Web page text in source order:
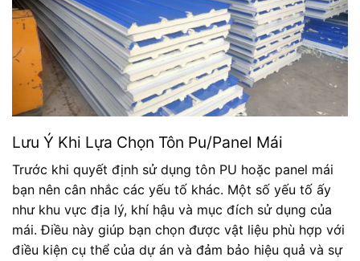
Lưu Ý Khi Lựa Chọn Tôn Pu/Panel Mái
Trước khi quyết định sử dụng tôn PU hoặc panel mái
bạn nên cân nhắc các yếu tố khác. Một số yếu tố ấy
như khu vực địa lý, khí hậu và mục đích sử dụng của
mái. Điều này giúp bạn chọn được vật liệu phù hợp với
điều kiện cụ thể của dự án và đảm bảo hiệu quả và sự